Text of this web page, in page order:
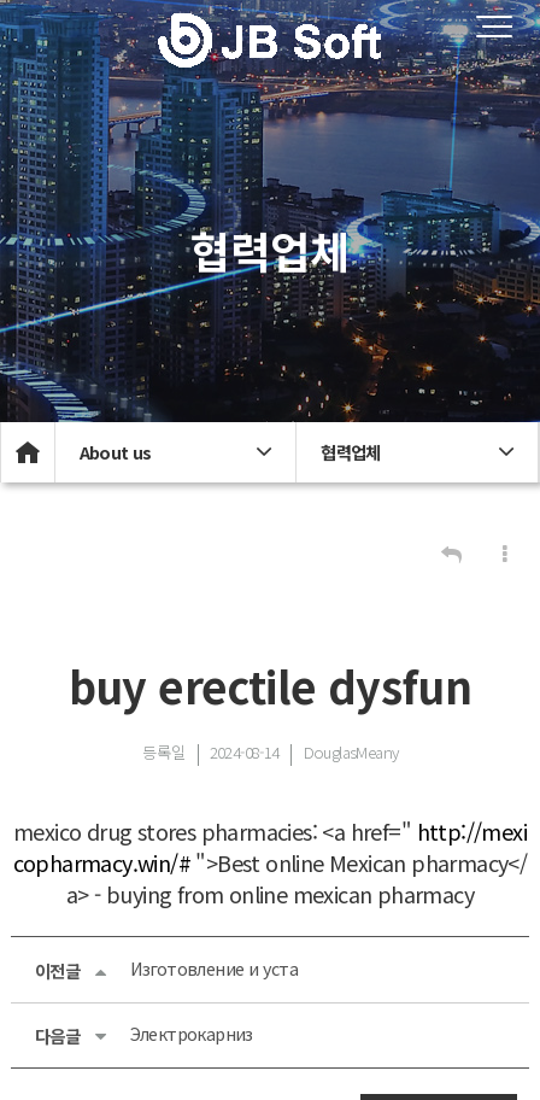
협력업체
About us 협력업체
buy erectile dysfun
등록일 2024-08-14 DouglasMeany
mexico drug stores pharmacies: <a href=" http://mexi
copharmacy.win/#">Best online Mexican pharmacy</
a> - buying from online mexican pharmacy
이전글 Изготовление и уста
다음글 Электрокарниз